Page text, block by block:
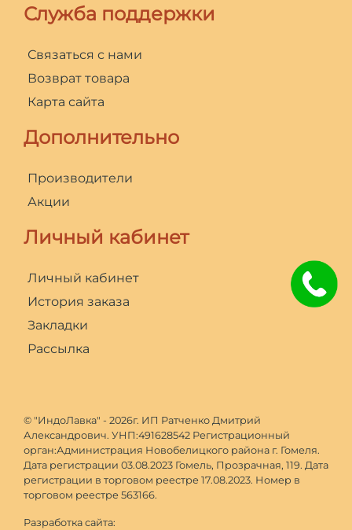
Служба поддержки
Связаться с нами
Возврат товара
Карта сайта
Дополнительно
Производители
Акции
Личный кабинет
Личный кабинет
История заказа
Закладки
Рассылка
© "ИндоЛавка" - 2026г. ИП Ратченко Дмитрий
Александрович. УНП:491628542 Регистрационный
орган:Администрация Новобелицкого района г. Гомеля.
Дата регистрации 03.08.2023 Гомель, Прозрачная, 119. Дата
регистрации в торговом реестре 17.08.2023. Номер в
торговом реестре 563166.
Разработка сайта: